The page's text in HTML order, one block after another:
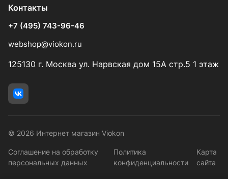
Контакты
+7 (495) 743-96-46
webshop@viokon.ru
125130 г. Москва ул. Нарвская дом 15А стр.5 1 этаж
© 2026 Интернет магазин Viokon
Соглашение на обработку
персональных данных
Политика
конфиденциальности
Карта
сайта